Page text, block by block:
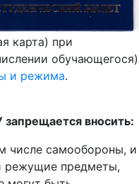
карта) при
обучающегося)
и режима.
вносить:
числе самообороны, и
режущие предметы,